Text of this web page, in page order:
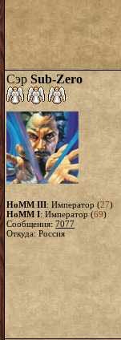
Сэр Sub-Zero
HoMM III: Император (27)
HoMM I: Император (69)
Сообщения: 7077
Откуда: Россия